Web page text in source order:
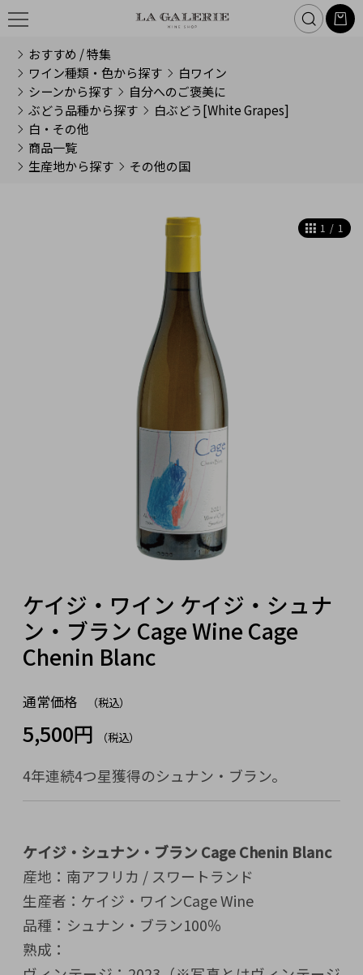
おすすめ / 特集
ワイン種類・色から探す
白ワイン
シーンから探す
自分へのご褒美に
ぶどう品種から探す
白ぶどう[White Grapes]
白・その他
商品一覧
生産地から探す
その他の国
1 / 1
ケイジ・ワイン ケイジ・シュナ
ン・ブラン Cage Wine Cage
Chenin Blanc
通常価格 （税込）
5,500円 （税込）
4年連続4つ星獲得のシュナン・ブラン。
ケイジ・シュナン・ブラン Cage Chenin Blanc
産地：南アフリカ / スワートランド
生産者：ケイジ・ワインCage Wine
品種：シュナン・ブラン100％
熟成：